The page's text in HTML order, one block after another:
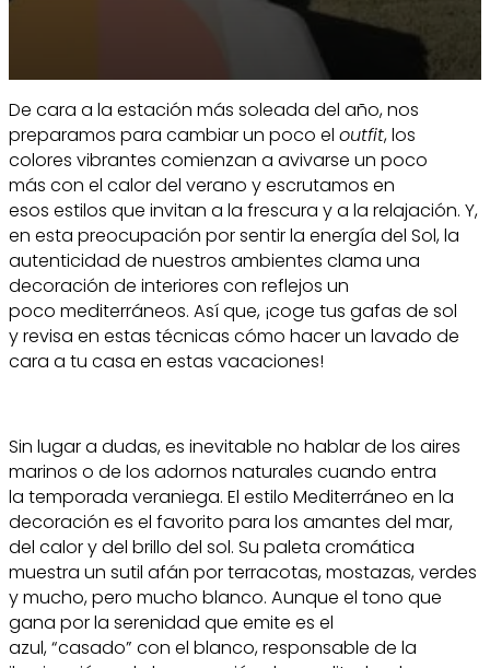
De cara a la estación más soleada del año, nos
preparamos para cambiar un poco el outfit, los
colores vibrantes comienzan a avivarse un poco
más con el calor del verano y escrutamos en
esos estilos que invitan a la frescura y a la relajación. Y,
en esta preocupación por sentir la energía del Sol, la
autenticidad de nuestros ambientes clama una
decoración de interiores con reflejos un
poco mediterráneos. Así que, ¡coge tus gafas de sol
y revisa en estas técnicas cómo hacer un lavado de
cara a tu casa en estas vacaciones!
Sin lugar a dudas, es inevitable no hablar de los aires
marinos o de los adornos naturales cuando entra
la temporada veraniega. El estilo Mediterráneo en la
decoración es el favorito para los amantes del mar,
del calor y del brillo del sol. Su paleta cromática
muestra un sutil afán por terracotas, mostazas, verdes
y mucho, pero mucho blanco. Aunque el tono que
gana por la serenidad que emite es el
azul, “casado” con el blanco, responsable de la